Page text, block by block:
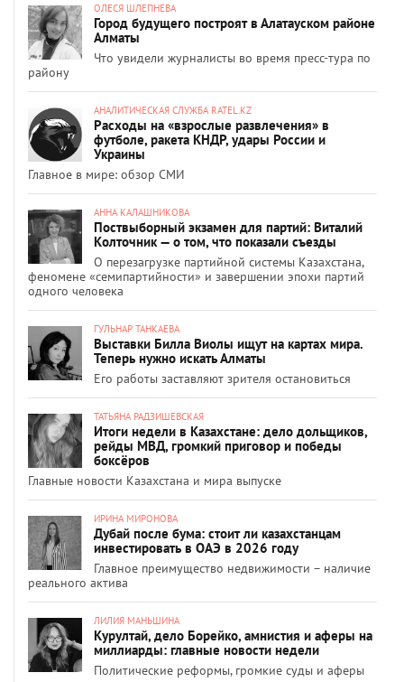
ОЛЕСЯ ШЛЕПНЕВА
Город будущего построят в Алатауском районе
Алматы
Что увидели журналисты во время пресс-тура по
району
АНАЛИТИЧЕСКАЯ СЛУЖБА RATEL.KZ
Расходы на «взрослые развлечения» в
футболе, ракета КНДР, удары России и
Украины
Главное в мире: обзор СМИ
АННА КАЛАШНИКОВА
Поствыборный экзамен для партий: Виталий
Колточник — о том, что показали съезды
О перезагрузке партийной системы Казахстана,
феномене «семипартийности» и завершении эпохи партий
одного человека
ГУЛЬНАР ТАНКАЕВА
Выставки Билла Виолы ищут на картах мира.
Теперь нужно искать Алматы
Его работы заставляют зрителя остановиться
ТАТЬЯНА РАДЗИШЕВСКАЯ
Итоги недели в Казахстане: дело дольщиков,
рейды МВД, громкий приговор и победы
боксёров
Главные новости Казахстана и мира выпуске
ИРИНА МИРОНОВА
Дубай после бума: стоит ли казахстанцам
инвестировать в ОАЭ в 2026 году
Главное преимущество недвижимости – наличие
реального актива
ЛИЛИЯ МАНЬШИНА
Курултай, дело Борейко, амнистия и аферы на
миллиарды: главные новости недели
Политические реформы, громкие суды и аферы